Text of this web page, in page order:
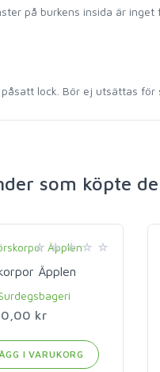
på burkens insida är
lock. Bör ej utsättas för
som köpte
Äpplen
kr
I VARUKORG